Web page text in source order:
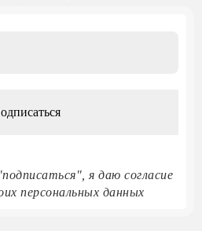
я даю согласие
персональных данных